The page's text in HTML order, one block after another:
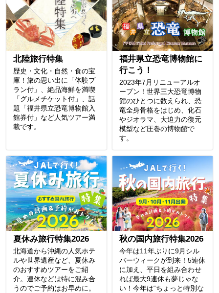
北陸旅行特集
歴史・文化・自然・食の宝
庫！旅の思い出に「体験プ
ラン付」、絶品海鮮を満喫
「グルメチケット付」、話
題「福井県立恐竜博物館入
館券付」など人気ツアー満
載です。
福井県立恐竜博物館に
行こう！
2023年7月リニューアルオ
ープン！世界三大恐竜博物
館のひとつに数えられ、恐
竜全身骨格をはじめ、化石
やジオラマ、大迫力の復元
模型など圧巻の博物館で
す。
夏休み旅行特集2026
北海道から沖縄の人気ホテ
ルや世界遺産など、夏休み
のおすすめツアーをご紹
介。連休などは特に混み合
うのでご予約はお早めに。
秋の国内旅行特集2026
今年は11年ぶりに9月シル
バーウィークが到来！5連休
に加え、平日を組み合わせ
れば最大9連休も夢じゃな
い！今年は“ちょっと特別な